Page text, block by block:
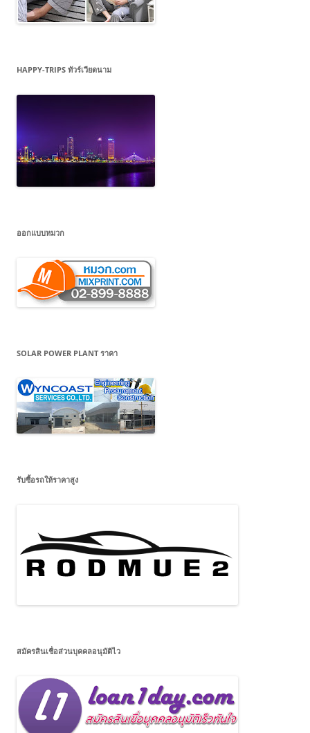
HAPPY-TRIPS ทัวร์เวียดนาม
ออกแบบหมวก
SOLAR POWER PLANT ราคา
รับซื้อรถให้ราคาสูง
สมัครสินเชื่อส่วนบุคคลอนุมัติไว